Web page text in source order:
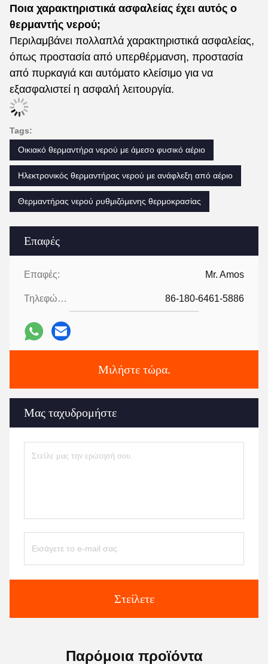
Επαφές
Επαφές: Mr. Amos
Τηλεφώνημα: 86-180-6461-5886
Μιλήστε τώρα.
Μας ταχυδρομήστε
Στείλετε
Ποια χαρακτηριστικά ασφαλείας έχει αυτός ο
θερμαντής νερού;
Περιλαμβάνει πολλαπλά χαρακτηριστικά ασφαλείας,
όπως προστασία από υπερθέρμανση, προστασία
από πυρκαγιά και αυτόματο κλείσιμο για να
εξασφαλιστεί η ασφαλή λειτουργία.
Tags:
Οικιακό θερμαντήρα νερού με άμεσο φυσικό αέριο
Ηλεκτρονικός θερμαντήρας νερού με ανάφλεξη από αέριο
Θερμαντήρας νερού ρυθμιζόμενης θερμοκρασίας
Παρόμοια προϊόντα